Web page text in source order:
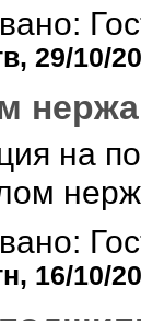
29/10/
на
16/10/